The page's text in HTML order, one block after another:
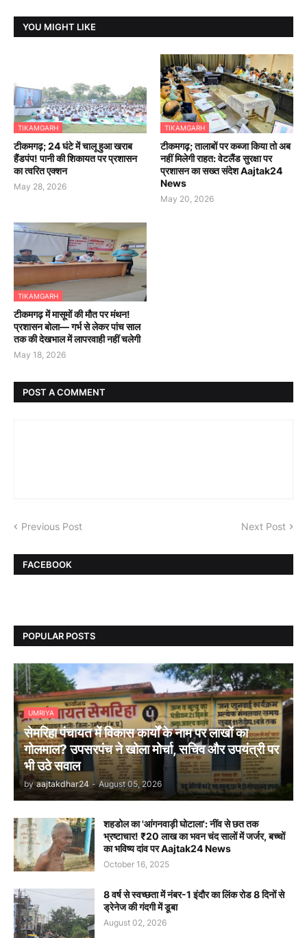
YOU MIGHT LIKE
TIKAMGARH
टीकमगढ़; 24 घंटे में चालू हुआ खराब
हैंडपंप! पानी की शिकायत पर प्रशासन
का त्वरित एक्शन
May 28, 2026
TIKAMGARH
टीकमगढ़; तालाबों पर कब्जा किया तो अब
नहीं मिलेगी राहत: वेटलैंड सुरक्षा पर
प्रशासन का सख्त संदेश Aajtak24
News
May 20, 2026
TIKAMGARH
टीकमगढ़ में मासूमों की मौत पर मंथन!
प्रशासन बोला— गर्भ से लेकर पांच साल
तक की देखभाल में लापरवाही नहीं चलेगी
May 18, 2026
POST A COMMENT
Previous Post Next Post
FACEBOOK
POPULAR POSTS
UMRIYA
सेमरिहा पंचायत में विकास कार्यों के नाम पर लाखों का
गोलमाल? उपसरपंच ने खोला मोर्चा, सचिव और उपयंत्री पर
भी उठे सवाल
by aajtakdhar24 - August 05, 2026
शहडोल का 'आंगनवाड़ी घोटाला': नींव से छत तक
भ्रष्टाचार! ₹20 लाख का भवन चंद सालों में जर्जर, बच्चों
का भविष्य दांव पर Aajtak24 News
October 16, 2025
8 वर्ष से स्वच्छता में नंबर-1 इंदौर का लिंक रोड 8 दिनों से
ड्रेनेज की गंदगी में डूबा
August 02, 2026